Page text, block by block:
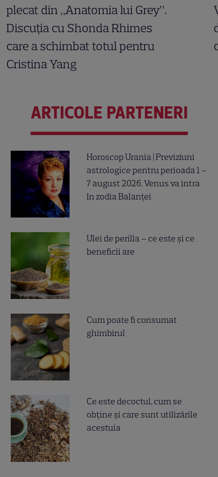
plecat din „Anatomia lui Grey”.
Discuția cu Shonda Rhimes
care a schimbat totul pentru
Cristina Yang
ARTICOLE PARTENERI
Horoscop Urania | Previziuni
astrologice pentru perioada 1 –
7 august 2026. Venus va intra
în zodia Balanței
Ulei de perilla – ce este și ce
beneficii are
Cum poate fi consumat
ghimbirul
Ce este decoctul, cum se
obţine şi care sunt utilizările
acestuia